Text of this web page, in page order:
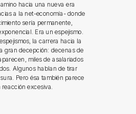
hacia una nueva era
a la net-economía- donde
sería permanente,
Era un espejismo.
la carrera hacia la
gran decepción: decenas de
miles de asalariados
Algunos hablan de tirar
Pero ésa también parece
reacción excesiva.